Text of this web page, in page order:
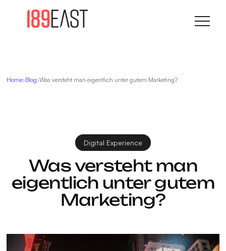
Home Blog Was versteht man eigentlich unter gutem Marketing?
Digital Experience
Was versteht man
eigentlich unter gutem
Marketing?